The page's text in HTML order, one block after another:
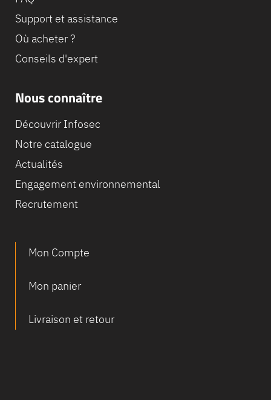
Support et assistance
Où acheter ?
Conseils d'expert
Nous connaître
Découvrir Infosec
Notre catalogue
Actualités
Engagement environnemental
Recrutement
Mon Compte
Mon panier
Livraison et retour